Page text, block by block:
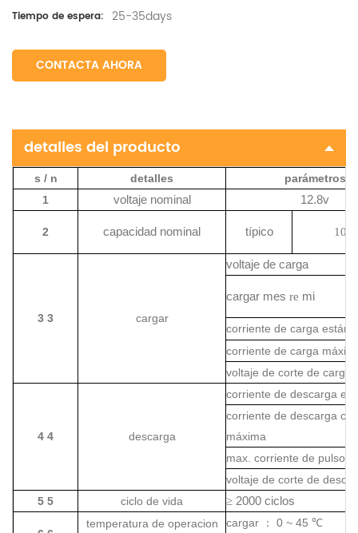
Tiempo de espera: 25-35days
CONTACTA AHORA
detalles del producto
s / n detalles
parámetros
1
voltaje nominal 12.8v
2 capacidad nominal típico 10
3 3 cargar
voltaje de carga
cargar mes re mi
corriente de carga
corriente de carga
voltaje de corte de carga
4 4 descarga
corriente de descarga
corriente de descarga
máxima
max. corriente de pulso
voltaje de corte de
5 5
ciclo de vida ≥ 2000 ciclos
temperatura de operacion cargar ： 0 ~ 45 ℃